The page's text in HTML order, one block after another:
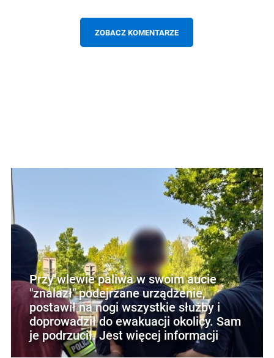
ZOBACZ KOMENTARZE
Przy wlewie paliwa w swoim aucie
"znalazł" podejrzane urządzenie,
postawił na nogi wszystkie służby i
doprowadził do ewakuacji okolicy. Sam
je podrzucił. Jest więcej informacji